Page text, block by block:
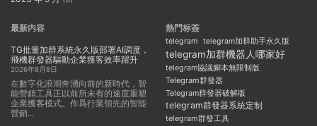
最新内容
TG批量加群系統永久版部署AI調度，
飛機群發器驅動企業獲客效率躍升
2026年8月8日
在數字化浪潮奔湧向前的新時代，智
能營銷工具正以前所未有的速度重塑
企業獲客模式。作爲行業領先的智能
營銷...
熱門标簽
telegram telegram加群助手永久版
telegram加群機器人哪家好
telegram協議腳本無限制版
Telegram群發器
Telegram群發器破解版
telegram群發器系統定制
telegram群發工具